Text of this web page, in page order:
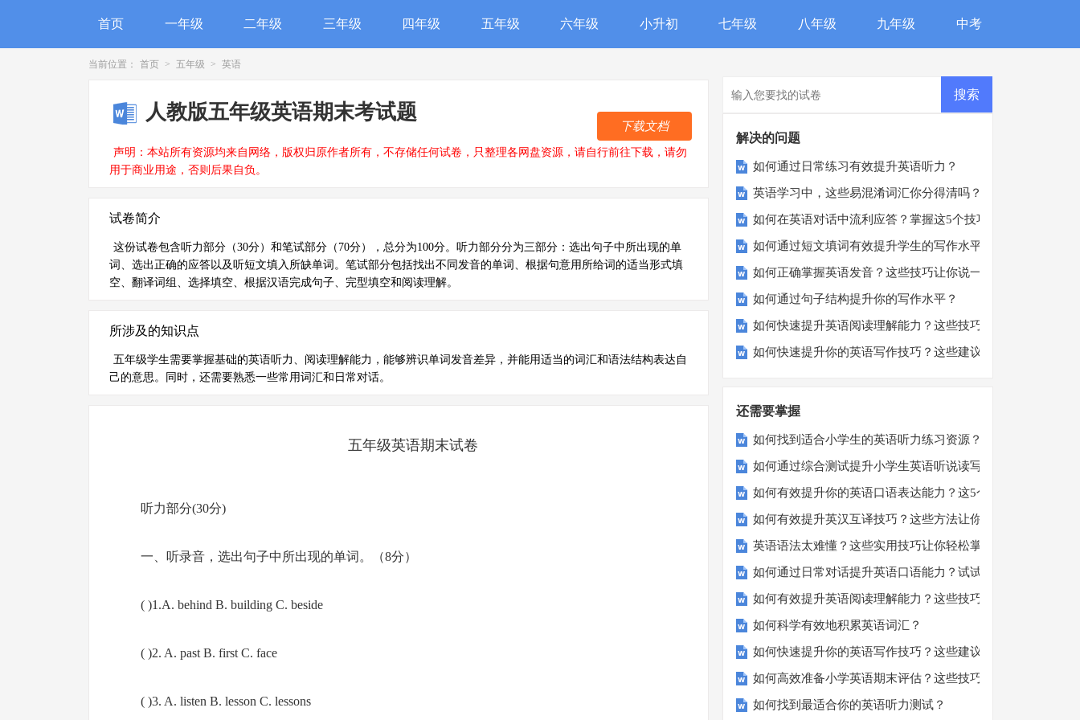
首页 一年级 二年级 三年级 四年级 五年级 六年级 小升初 七年级 八年级 九年级 中考
当前位置： 首页 > 五年级 > 英语
人教版五年级英语期末考试题
声明：本站所有资源均来自网络，版权归原作者所有，不存储任何试卷，只整理各网盘资源，请自行前往下载，请勿
用于商业用途，否则后果自负。
下载文档
试卷简介
这份试卷包含听力部分（30分）和笔试部分（70分），总分为100分。听力部分分为三部分：选出句子中所出现的单
词、选出正确的应答以及听短文填入所缺单词。笔试部分包括找出不同发音的单词、根据句意用所给词的适当形式填
空、翻译词组、选择填空、根据汉语完成句子、完型填空和阅读理解。
所涉及的知识点
五年级学生需要掌握基础的英语听力、阅读理解能力，能够辨识单词发音差异，并能用适当的词汇和语法结构表达自
己的意思。同时，还需要熟悉一些常用词汇和日常对话。
五年级英语期末试卷
听力部分(30分)
一、听录音，选出句子中所出现的单词。（8分）
( )1.A. behind B. building C. beside
( )2. A. past B. first C. face
( )3. A. listen B. lesson C. lessons
解决的问题
如何通过日常练习有效提升英语听力？
英语学习中，这些易混淆词汇你分得清吗？
如何在英语对话中流利应答？掌握这5个技巧让你说不停！
如何通过短文填词有效提升学生的写作水平？
如何正确掌握英语发音？这些技巧让你说一口流利英语！
如何通过句子结构提升你的写作水平？
如何快速提升英语阅读理解能力？这些技巧你必须知道！
如何快速提升你的英语写作技巧？这些建议你一定要试试！
还需要掌握
如何找到适合小学生的英语听力练习资源？
如何通过综合测试提升小学生英语听说读写技能？
如何有效提升你的英语口语表达能力？这5个技巧让你说一口
如何有效提升英汉互译技巧？这些方法让你翻译更精准！
英语语法太难懂？这些实用技巧让你轻松掌握！
如何通过日常对话提升英语口语能力？试试这5个方法！
如何有效提升英语阅读理解能力？这些技巧让你事半功倍！
如何科学有效地积累英语词汇？
如何快速提升你的英语写作技巧？这些建议助你一臂之力
如何高效准备小学英语期末评估？这些技巧助你轻松过关！
如何找到最适合你的英语听力测试？